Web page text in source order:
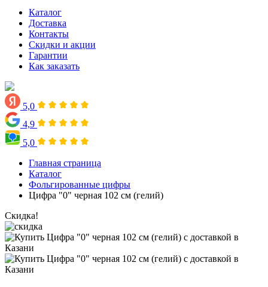
Каталог
Доставка
Контакты
Скидки и акции
Гарантии
Как заказать
5,0
4,9
5,0
Главная страница
Каталог
Фольгированные цифры
Цифра "0" черная 102 см (гелий)
Скидка!